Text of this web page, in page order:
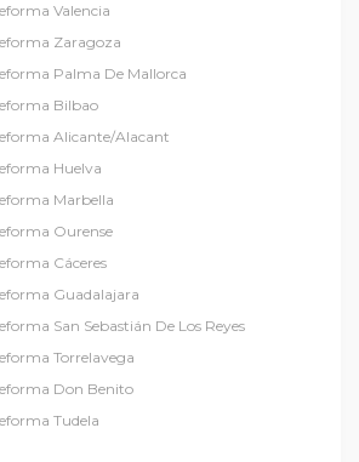
Valencia
Zaragoza
Palma De Mallorca
Bilbao
Alicante/Alacant
Huelva
Marbella
Ourense
Cáceres
Guadalajara
San Sebastián De Los Reyes
Torrelavega
Don Benito
Tudela